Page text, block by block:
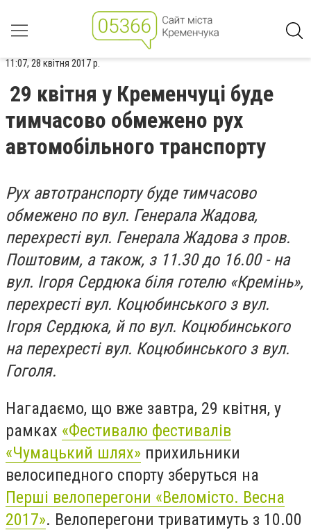
11:07, 28 квітня 2017 р.
29 квітня у Кременчуці буде
тимчасово обмежено рух
автомобільного транспорту
Рух автотранспорту буде тимчасово
обмежено по вул. Генерала Жадова,
перехресті вул. Генерала Жадова з пров.
Поштовим, а також, з 11.30 до 16.00 - на
вул. Ігоря Сердюка біля готелю «Кремінь»,
перехресті вул. Коцюбинського з вул.
Ігоря Сердюка, й по вул. Коцюбинського
на перехресті вул. Коцюбинського з вул.
Гоголя.
Нагадаємо, що вже завтра, 29 квітня, у
рамках «Фестивалю фестивалів
«Чумацький шлях» прихильники
велосипедного спорту зберуться на
Перші велоперегони «Веломісто. Весна
2017». Велоперегони триватимуть з 10.00